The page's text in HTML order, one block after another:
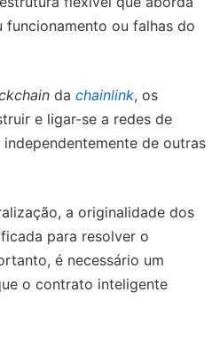
funcionamento ou falhas do
da chainlink, os
e ligar-se a redes de
de outras
a originalidade dos
para resolver o
é necessário um
o contrato inteligente